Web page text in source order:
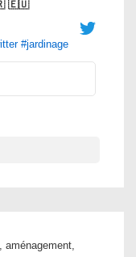
🇪🇺
#jardinage
aménagement,